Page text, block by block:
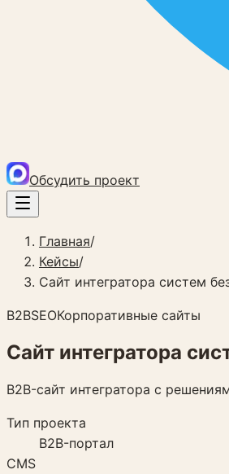
Обсудить проект
Главная/
Кейсы/
Сайт интегратора систем
B2BSEOКорпоративные сайты
Сайт интегратора
B2B-сайт интегратора с
Тип проекта
B2B-портал
CMS